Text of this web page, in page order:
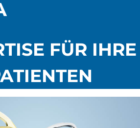
FÜR IHRE